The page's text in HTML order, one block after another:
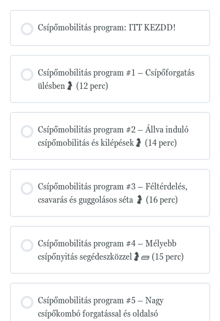
Csípőmobilitás program: ITT KEZDD!
Csípőmobilitás program #1 – Csípőforgatás
ülésben🤰 (12 perc)
Csípőmobilitás program #2 – Állva induló
csípőmobilitás és kilépések🤰 (14 perc)
Csípőmobilitás program #3 – Féltérdelés,
csavarás és guggolásos séta 🤰 (16 perc)
Csípőmobilitás program #4 – Mélyebb
csípőnyitás segédeszközzel🤰🧱 (15 perc)
Csípőmobilitás program #5 – Nagy
csípőkombó forgatással és oldalsó